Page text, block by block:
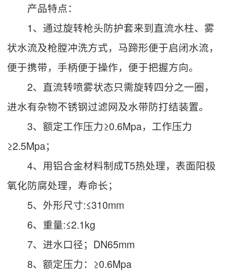
产品特点：
1、通过旋转枪头防护套来到直流水柱、雾
状水流及枪膛冲洗方式，马蹄形便于启闭水流，
便于携带，手柄便于操作，便于把握方向。
2、直流转喷雾状态只需旋转四分之一圈，
进水有杂物不锈钢过滤网及水带防打结装置。
3、额定工作压力≥0.6Mpa，工作压力
≥2.5Mpa；
4、用铝合金材料制成T5热处理，表面阳极
氧化防腐处理，寿命长；
5、外形尺寸:≤310mm
6、重量:≤2.1kg
7、进水口径；DN65mm
8、额定压力：≥0.6Mpa